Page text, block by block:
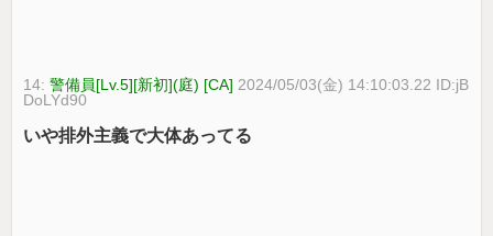
14:警備員[Lv.5][新初](庭) [CA] 2024/05/03(金) 14:10:03.22 ID:jB
DoLYd90
いや排外主義で大体あってる